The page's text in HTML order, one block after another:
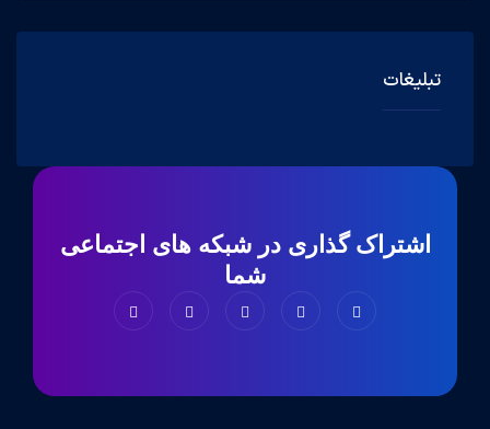
تبلیغات
اشتراک گذاری در شبکه های اجتماعی
شما